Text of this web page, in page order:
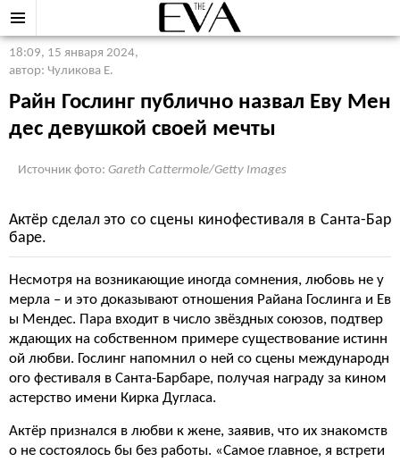
18:09, 15 января 2024,
автор: Чуликова Е.
Райн Гослинг публично назвал Еву Мен
дес девушкой своей мечты
Источник фото: Gareth Cattermole/Getty Images
Актёр сделал это со сцены кинофестиваля в Санта-Бар
баре.
Несмотря на возникающие иногда сомнения, любовь не у
мерла – и это доказывают отношения Райана Гослинга и Ев
ы Мендес. Пара входит в число звёздных союзов, подтвер
ждающих на собственном примере существование истинн
ой любви. Гослинг напомнил о ней со сцены международн
ого фестиваля в Санта-Барбаре, получая награду за кином
астерство имени Кирка Дугласа.
Актёр признался в любви к жене, заявив, что их знакомств
о не состоялось бы без работы. «Самое главное, я встрети